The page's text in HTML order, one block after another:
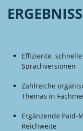
Effiziente,
Sprachversionen
Zahlreiche
Themas in
Ergänzende Paid-
Reichweite